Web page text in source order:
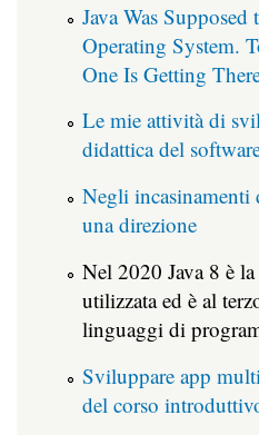
Java Was
Operating System.
One Is Getting
Le mie attività di
didattica del
Negli
una direzione
Nel 2020 Java 8 è
utilizzata ed è al
linguaggi di
Sviluppare app
del corso